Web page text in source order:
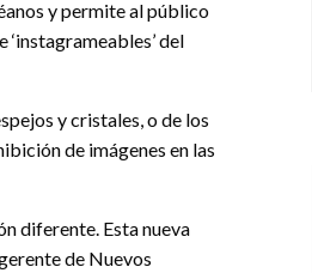
y permite al público
del
y cristales, o de los
de imágenes en las
diferente. Esta nueva
de Nuevos